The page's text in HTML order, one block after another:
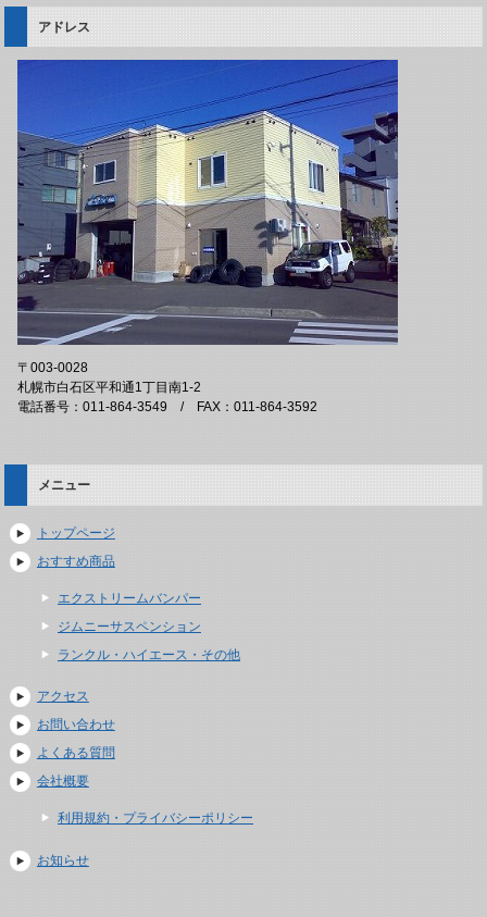
アドレス
〒003-0028
札幌市白石区平和通1丁目南1-2
電話番号：011-864-3549 / FAX：011-864-3592
メニュー
トップページ
おすすめ商品
エクストリームバンパー
ジムニーサスペンション
ランクル・ハイエース・その他
アクセス
お問い合わせ
よくある質問
会社概要
利用規約・プライバシーポリシー
お知らせ